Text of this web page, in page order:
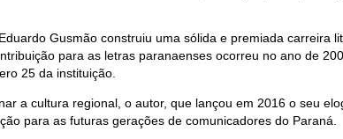
Gusmão construiu uma sólida e premiada
para as letras paranaenses ocorreu no ano de
25 da instituição.
a cultura regional, o autor, que lançou em 2016 o seu
para as futuras gerações de comunicadores do Paraná.